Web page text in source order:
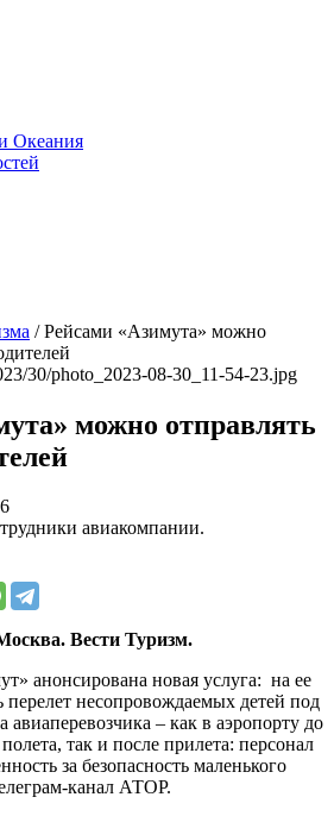
Океания
/Рейсами «Азимута» можно
можно отправлять
авиакомпании.
Вести Туризм.
анонсирована новая услуга: на ее
несопровождаемых детей под
авиаперевозчика – как в аэропорту до
так и после прилета: персонал
за безопасность маленького
канал АТОР.